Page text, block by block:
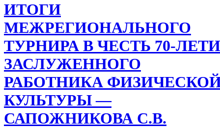
ИТОГИ
МЕЖРЕГИОНАЛЬНОГО
ТУРНИРА В ЧЕСТЬ 70-
ЗАСЛУЖЕННОГО
РАБОТНИКА
КУЛЬТУРЫ —
САПОЖНИКОВА С.В.